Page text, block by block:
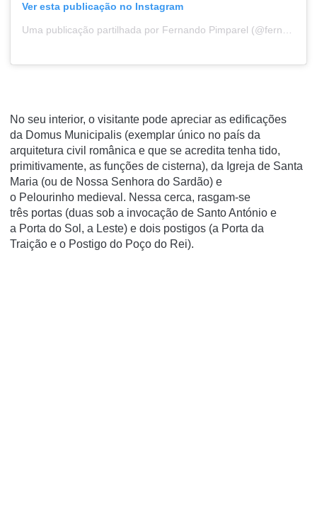
Ver esta publicação no Instagram
Uma publicação partilhada por Fernando Pimparel (@fernando.pimparel)
No seu interior, o visitante pode apreciar as edificações
da Domus Municipalis (exemplar único no país da
arquitetura civil românica e que se acredita tenha tido,
primitivamente, as funções de cisterna), da Igreja de Santa
Maria (ou de Nossa Senhora do Sardão) e
o Pelourinho medieval. Nessa cerca, rasgam-se
três portas (duas sob a invocação de Santo António e
a Porta do Sol , a Leste) e dois postigos (a Porta da
Traição e o Postigo do Poço do Rei).